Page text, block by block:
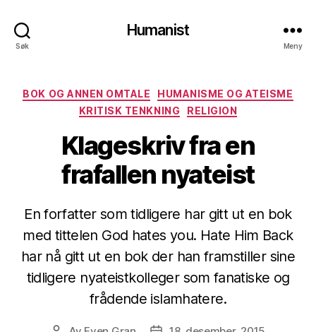
Søk
Humanist
Meny
Kategorier
BOK OG ANNEN OMTALE
HUMANISME OG ATEISME
KRITISK TENKNING
RELIGION
Klageskriv fra en
frafallen nyateist
En forfatter som tidligere har gitt ut en bok
med tittelen God hates you. Hate Him Back
har nå gitt ut en bok der han framstiller sine
tidligere nyateistkolleger som fanatiske og
frådende islamhatere.